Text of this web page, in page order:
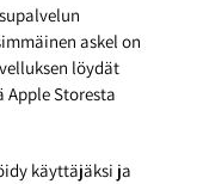
askel on
löydät
Apple Storesta
käyttäjäksi ja